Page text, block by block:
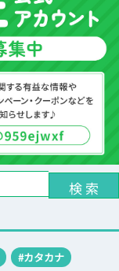
検 索
#カタカナ